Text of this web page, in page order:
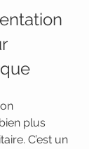
plus
C’est un